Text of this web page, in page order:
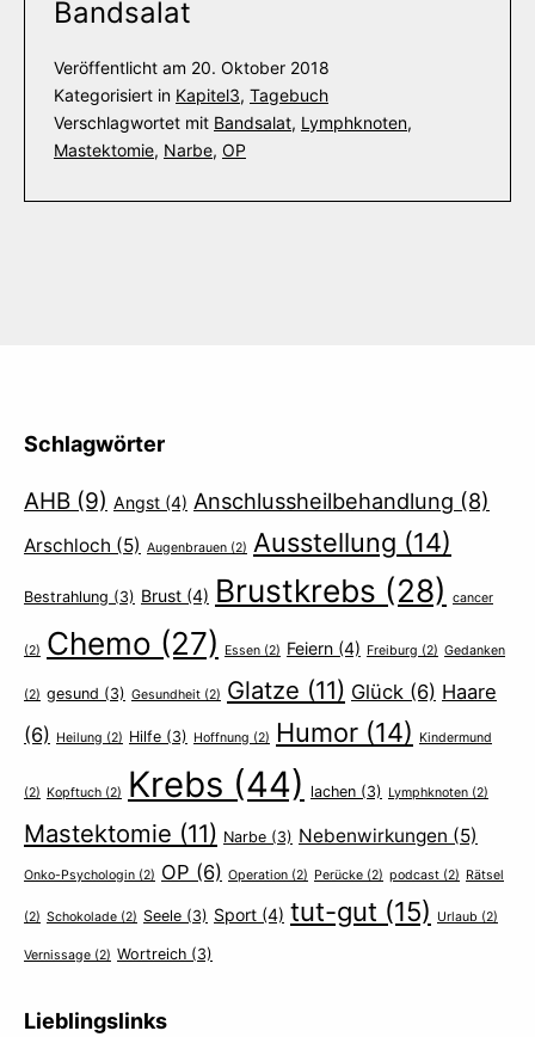
Bandsalat
Veröffentlicht am 20. Oktober 2018
Kategorisiert in Kapitel3, Tagebuch
Verschlagwortet mit Bandsalat, Lymphknoten,
Mastektomie, Narbe, OP
Schlagwörter
AHB (9) Angst (4) Anschlussheilbehandlung (8)
Arschloch (5) Augenbrauen (2) Ausstellung (14)
Bestrahlung (3) Brust (4) Brustkrebs (28) cancer
(2) Chemo (27) Essen (2) Feiern (4) Freiburg (2) Gedanken
(2) gesund (3) Gesundheit (2) Glatze (11) Glück (6) Haare
(6) Heilung (2) Hilfe (3) Hoffnung (2) Humor (14) Kindermund
(2) Kopftuch (2) Krebs (44) lachen (3) Lymphknoten (2)
Mastektomie (11) Narbe (3) Nebenwirkungen (5)
Onko-Psychologin (2) OP (6) Operation (2) Perücke (2) podcast (2) Rätsel
(2) Schokolade (2) Seele (3) Sport (4) tut-gut (15) Urlaub (2)
Vernissage (2) Wortreich (3)
Lieblingslinks